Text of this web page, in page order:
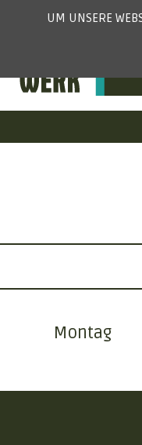
Montag
UM UNSERE